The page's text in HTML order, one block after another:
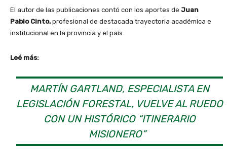
El autor de las publicaciones contó con los aportes de Juan
Pablo Cinto,profesional de destacada trayectoria académica e
institucional en la provincia y el país.
Leé más:
MARTÍN GARTLAND, ESPECIALISTA EN
LEGISLACIÓN FORESTAL, VUELVE AL RUEDO
CON UN HISTÓRICO “ITINERARIO
MISIONERO”